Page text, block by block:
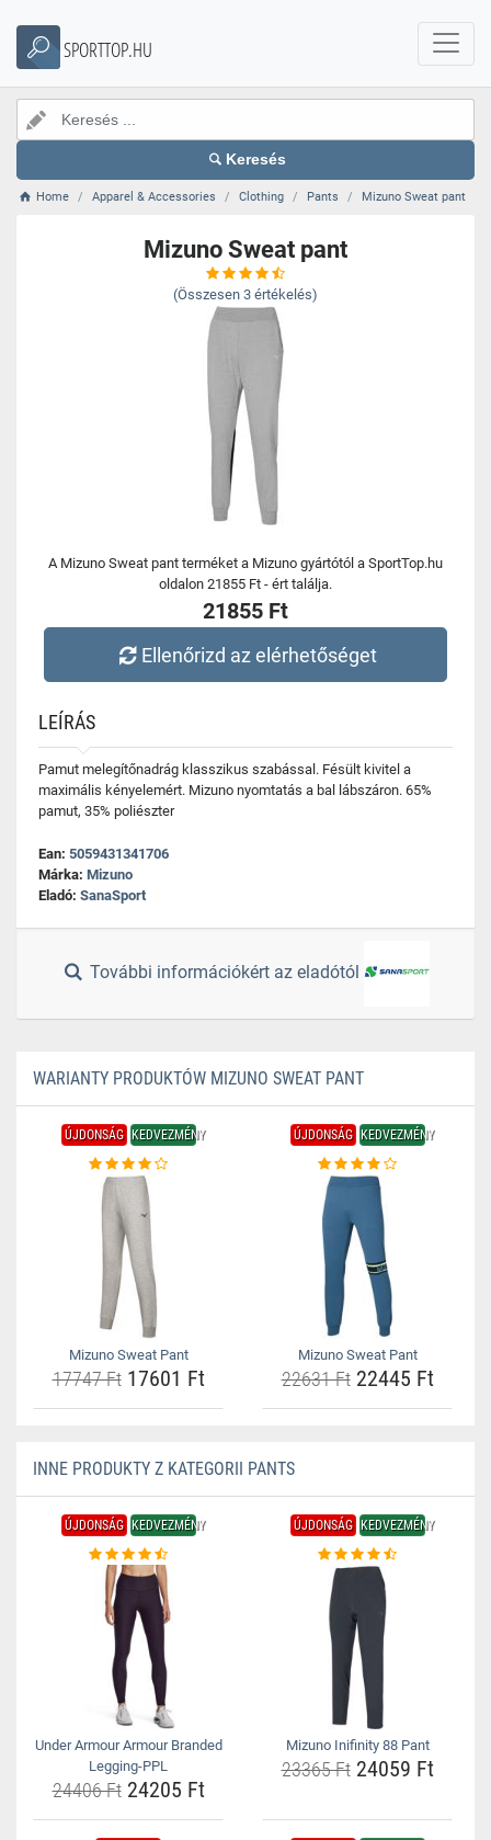
SPORTTOP.HU
Keresés
Home Apparel & Accessories Clothing Pants Mizuno Sweat pant
Mizuno Sweat pant
(Összesen 3 értékelés)
A Mizuno Sweat pant terméket a Mizuno gyártótól a SportTop.hu
oldalon 21855 Ft - ért találja.
21855 Ft
Ellenőrizd az elérhetőséget
LEÍRÁS
Pamut melegítőnadrág klasszikus szabással. Fésült kivitel a
maximális kényelemért. Mizuno nyomtatás a bal lábszáron. 65%
pamut, 35% poliészter
Ean: 5059431341706
Márka: Mizuno
Eladó: SanaSport
További információkért az eladótól
WARIANTY PRODUKTÓW MIZUNO SWEAT PANT
ÚJDONSÁG KEDVEZMÉNY
Mizuno Sweat Pant
17747 Ft17601 Ft
ÚJDONSÁG KEDVEZMÉNY
Mizuno Sweat Pant
22631 Ft22445 Ft
INNE PRODUKTY Z KATEGORII PANTS
ÚJDONSÁG KEDVEZMÉNY
Under Armour Armour Branded
Legging-PPL
24406 Ft24205 Ft
ÚJDONSÁG KEDVEZMÉNY
Mizuno Inifinity 88 Pant
23365 Ft24059 Ft